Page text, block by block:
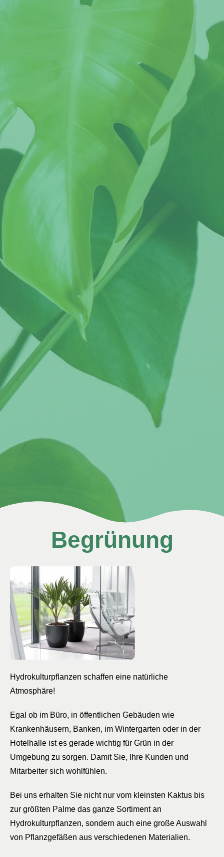
Begrünung
Hydrokulturpflanzen schaffen eine natürliche
Atmosphäre!
Egal ob im Büro, in öffentlichen Gebäuden wie
Krankenhäusern, Banken, im Wintergarten oder in der
Hotelhalle ist es gerade wichtig für Grün in der
Umgebung zu sorgen. Damit Sie, Ihre Kunden und
Mitarbeiter sich wohlfühlen.
Bei uns erhalten Sie nicht nur vom kleinsten Kaktus bis
zur größten Palme das ganze Sortiment an
Hydrokulturpflanzen, sondern auch eine große Auswahl
von Pflanzgefäßen aus verschiedenen Materialien.